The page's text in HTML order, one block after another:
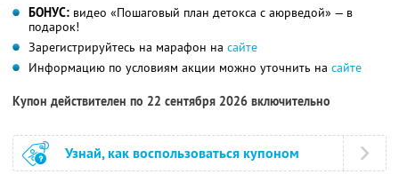
БОНУС: видео «Пошаговый план детокса с аюрведой» — в
подарок!
Зарегистрируйтесь на марафон на сайте
Информацию по условиям акции можно уточнить на сайте
Купон действителен по 22 сентября 2026 включительно
Узнай, как воспользоваться купоном